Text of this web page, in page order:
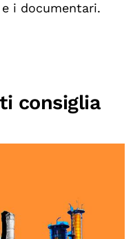
i documentari.
consiglia